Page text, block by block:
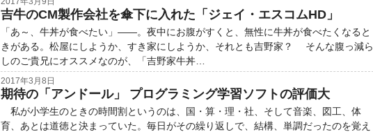
吉牛のCM製作会社を傘下に入れた「ジェイ・エスコムHD」
「あ～、牛丼が食べたい」――。夜中にお腹がすくと、無性に牛丼が食べたくなると
きがある。松屋にしようか、すき家にしようか、それとも吉野家？ そんな腹っ減ら
しのご貴兄にオススメなのが、「吉野家牛丼…
2017年3月8日
期待の「アンドール」 プログラミング学習ソフトの評価大
私が小学生のときの時間割というのは、国・算・理・社、そして音楽、図工、体
育、あとは道徳と決まっていた。毎日がその繰り返しで、結構、単調だったのを覚え